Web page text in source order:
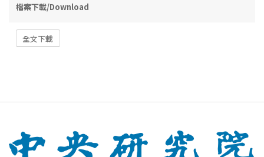
檔案下載/Download
全文下載